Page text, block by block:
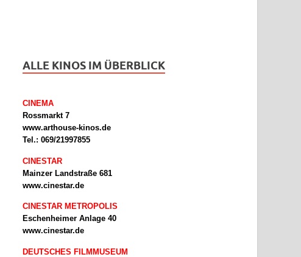
ALLE KINOS IM ÜBERBLICK
CINEMA
Rossmarkt 7
www.arthouse-kinos.de
Tel.: 069/21997855
CINESTAR
Mainzer Landstraße 681
www.cinestar.de
CINESTAR METROPOLIS
Eschenheimer Anlage 40
www.cinestar.de
DEUTSCHES FILMMUSEUM